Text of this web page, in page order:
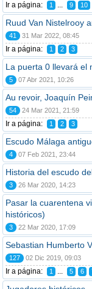
Ir a página: 1 ... 9 10
Ruud Van Nistelrooy
41 31 Mar 2022, 08:45
Ir a página: 1 2 3
La puerta 0 llevará el
5 07 Abr 2021, 10:26
Au revoir, Joaquín
54 24 Mar 2021, 21:59
Ir a página: 1 2 3
Escudo Málaga
4 07 Feb 2021, 23:44
Historia del escudo
3 26 Mar 2020, 14:23
Pasar la cuarentena
históricos)
3 22 Mar 2020, 17:09
Sebastian Humberto
127 02 Dic 2019, 09:03
Ir a página: 1 ... 5 6